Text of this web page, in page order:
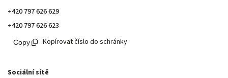
+420 797 626 629
+420 797 626 623
Kopírovat číslo do schránky
Sociální sítě